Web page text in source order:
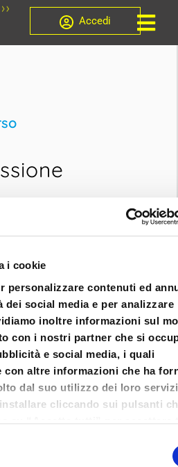
i cookie
personalizzare contenuti ed
social media e per analizzare
inoltre informazioni sul
con i nostri partner che si
e social media, i quali
con altre informazioni che ha
dal suo utilizzo dei loro
cliccando sui pulsanti
di voler installare. Clicca su
Accedi